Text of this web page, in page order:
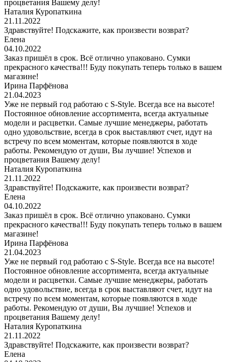
процветания Вашему делу!
Наталия Куропаткина
21.11.2022
Здравствуйте! Подскажите, как произвести возврат?
Елена
04.10.2022
Заказ пришёл в срок. Всё отлично упаковано. Сумки
прекрасного качества!!! Буду покупать теперь только в вашем
магазине!
Ирина Парфёнова
21.04.2023
Уже не первый год работаю с S-Style. Всегда все на высоте!
Постоянное обновление ассортимента, всегда актуальные
модели и расцветки. Самые лучшие менеджеры, работать
одно удовольствие, всегда в срок выставляют счет, идут на
встречу по всем моментам, которые появляются в ходе
работы. Рекомендую от души, Вы лучшие! Успехов и
процветания Вашему делу!
Наталия Куропаткина
21.11.2022
Здравствуйте! Подскажите, как произвести возврат?
Елена
04.10.2022
Заказ пришёл в срок. Всё отлично упаковано. Сумки
прекрасного качества!!! Буду покупать теперь только в вашем
магазине!
Ирина Парфёнова
21.04.2023
Уже не первый год работаю с S-Style. Всегда все на высоте!
Постоянное обновление ассортимента, всегда актуальные
модели и расцветки. Самые лучшие менеджеры, работать
одно удовольствие, всегда в срок выставляют счет, идут на
встречу по всем моментам, которые появляются в ходе
работы. Рекомендую от души, Вы лучшие! Успехов и
процветания Вашему делу!
Наталия Куропаткина
21.11.2022
Здравствуйте! Подскажите, как произвести возврат?
Елена